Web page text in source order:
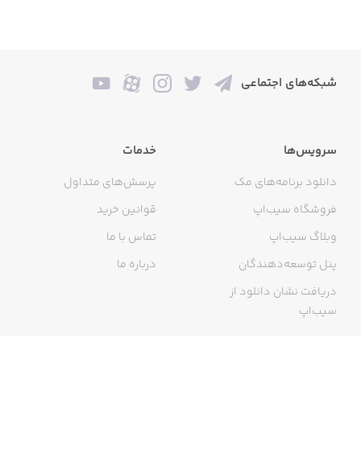
شبکه‌های اجتماعی
سرویس‌ها
دانلود برنامه‌های مک
فروشگاه سیب‌اپ
وبلاگ سیب‌اپ
پنل توسعه‌دهندگان
دریافت نشان دانلود از
سیب‌اپ
خدمات
پرسش‌های متداول
قوانین خرید
تماس با ما
درباره ما